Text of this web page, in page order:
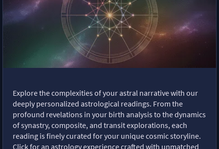
Explore the complexities of your astral narrative with our
deeply personalized astrological readings. From the
profound revelations in your birth analysis to the dynamics
of synastry, composite, and transit explorations, each
reading is finely curated for your unique cosmic storyline.
Click for an astrology experience crafted with unmatched